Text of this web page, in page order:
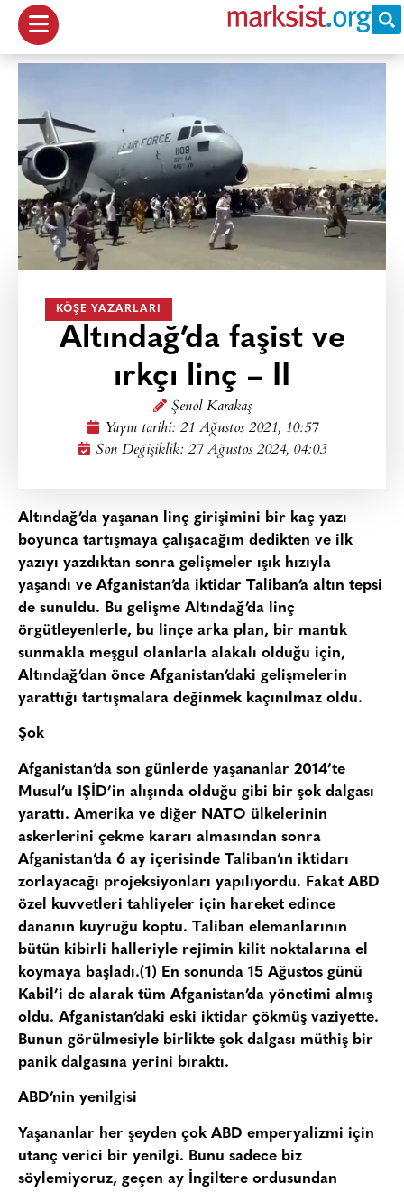
KÖŞE YAZARLARI
Altındağ’da faşist ve
ırkçı linç – II
Şenol Karakaş
Yayın tarihi: 21 Ağustos 2021, 10:57
Son Değişiklik: 27 Ağustos 2024, 04:03
Altındağ’da yaşanan linç girişimini bir kaç yazı
boyunca tartışmaya çalışacağım dedikten ve ilk
yazıyı yazdıktan sonra gelişmeler ışık hızıyla
yaşandı ve Afganistan’da iktidar Taliban’a altın tepsi
de sunuldu. Bu gelişme Altındağ’da linç
örgütleyenlerle, bu linçe arka plan, bir mantık
sunmakla meşgul olanlarla alakalı olduğu için,
Altındağ’dan önce Afganistan’daki gelişmelerin
yarattığı tartışmalara değinmek kaçınılmaz oldu.
Şok
Afganistan’da son günlerde yaşananlar 2014’te
Musul’u IŞİD’in alışında olduğu gibi bir şok dalgası
yarattı. Amerika ve diğer NATO ülkelerinin
askerlerini çekme kararı almasından sonra
Afganistan’da 6 ay içerisinde Taliban’ın iktidarı
zorlayacağı projeksiyonları yapılıyordu. Fakat ABD
özel kuvvetleri tahliyeler için hareket edince
dananın kuyruğu koptu. Taliban elemanlarının
bütün kibirli halleriyle rejimin kilit noktalarına el
koymaya başladı.(1) En sonunda 15 Ağustos günü
Kabil’i de alarak tüm Afganistan’da yönetimi almış
oldu. Afganistan’daki eski iktidar çökmüş vaziyette.
Bunun görülmesiyle birlikte şok dalgası müthiş bir
panik dalgasına yerini bıraktı.
ABD’nin yenilgisi
Yaşananlar her şeyden çok ABD emperyalizmi için
utanç verici bir yenilgi. Bunu sadece biz
söylemiyoruz, geçen ay İngiltere ordusundan